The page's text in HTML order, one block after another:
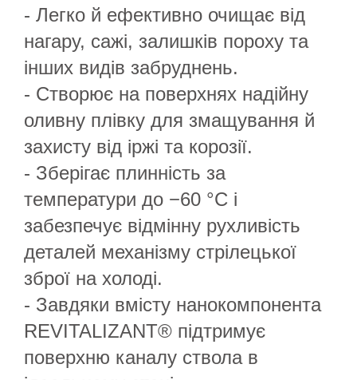
- Легко й ефективно очищає від
нагару, сажі, залишків пороху та
інших видів забруднень.
- Створює на поверхнях надійну
оливну плівку для змащування й
захисту від іржі та корозії.
- Зберігає плинність за
температури до −60 °С і
забезпечує відмінну рухливість
деталей механізму стрілецької
зброї на холоді.
- Завдяки вмісту нанокомпонента
REVITALIZANT® підтримує
поверхню каналу ствола в